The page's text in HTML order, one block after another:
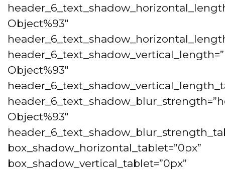
Object%93″
Object%93″
Object%93″
box_shadow_horizontal_tablet=”0px”
box_shadow_vertical_tablet=”0px”